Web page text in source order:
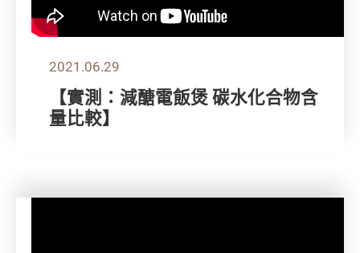
2021.06.29
【實測：減醣電飯煲 碳水化合物含
量比較】